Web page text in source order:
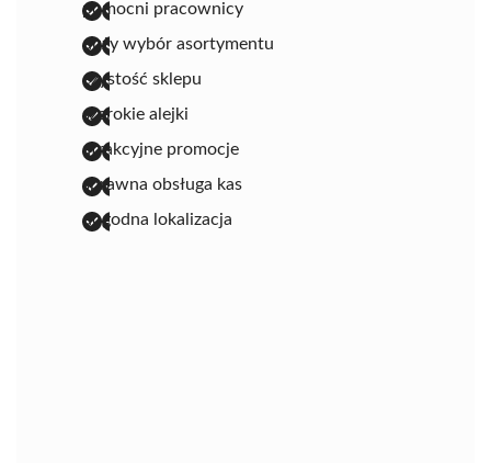
pomocni pracownicy
duży wybór asortymentu
czystość sklepu
szerokie alejki
atrakcyjne promocje
sprawna obsługa kas
dogodna lokalizacja